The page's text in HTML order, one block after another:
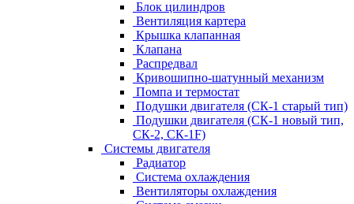
Блок цилиндров
Вентиляция картера
Крышка клапанная
Клапана
Распредвал
Кривошипно-шатунный механизм
Помпа и термостат
Подушки двигателя (СК-1 старый тип)
Подушки двигателя (СК-1 новый тип,
СК-2, СК-1F)
Системы двигателя
Радиатор
Система охлаждения
Вентиляторы охлаждения